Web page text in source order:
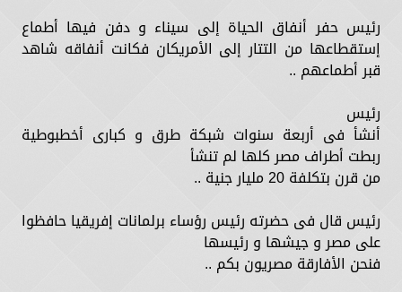
رئيس حفر أنفاق الحياة إلى سيناء و دفن فيها أطماع
إستقطاعها من التتار إلى الأمريكان فكانت أنفاقه شاهد
قبر أطماعهم ..
رئيس
أنشأ فى أربعة سنوات شبكة طرق و كبارى أخطبوطية
ربطت أطراف مصر كلها لم تنشأ
من قرن بتكلفة 20 مليار جنية ..
رئيس قال فى حضرته رئيس رؤساء برلمانات إفريقيا حافظوا
على مصر و جيشها و رئيسها
فنحن الأفارقة مصريون بكم ..